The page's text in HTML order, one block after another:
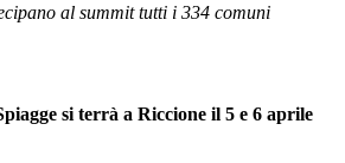
al summit tutti i 334 comuni
si terrà a Riccione il 5 e 6 aprile